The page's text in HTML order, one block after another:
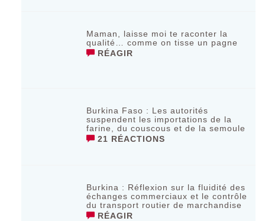
Maman, laisse moi te raconter la
qualité… comme on tisse un pagne
RÉAGIR
Burkina Faso : Les autorités
suspendent les importations de la
farine, du couscous et de la semoule
21 RÉACTIONS
Burkina : Réflexion sur la fluidité des
échanges commerciaux et le contrôle
du transport routier de marchandise
RÉAGIR